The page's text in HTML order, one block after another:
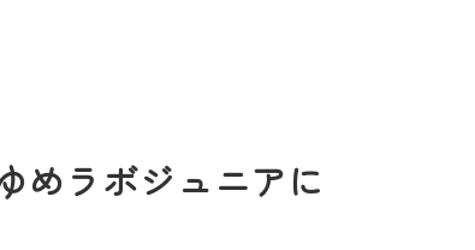
めラボジュニアに